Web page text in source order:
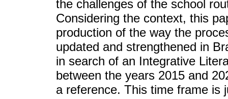
the challenges of the school
Considering the context, this
production of the way the
updated and strengthened in
in search of an Integrative
between the years 2015 and
a reference. This time frame is